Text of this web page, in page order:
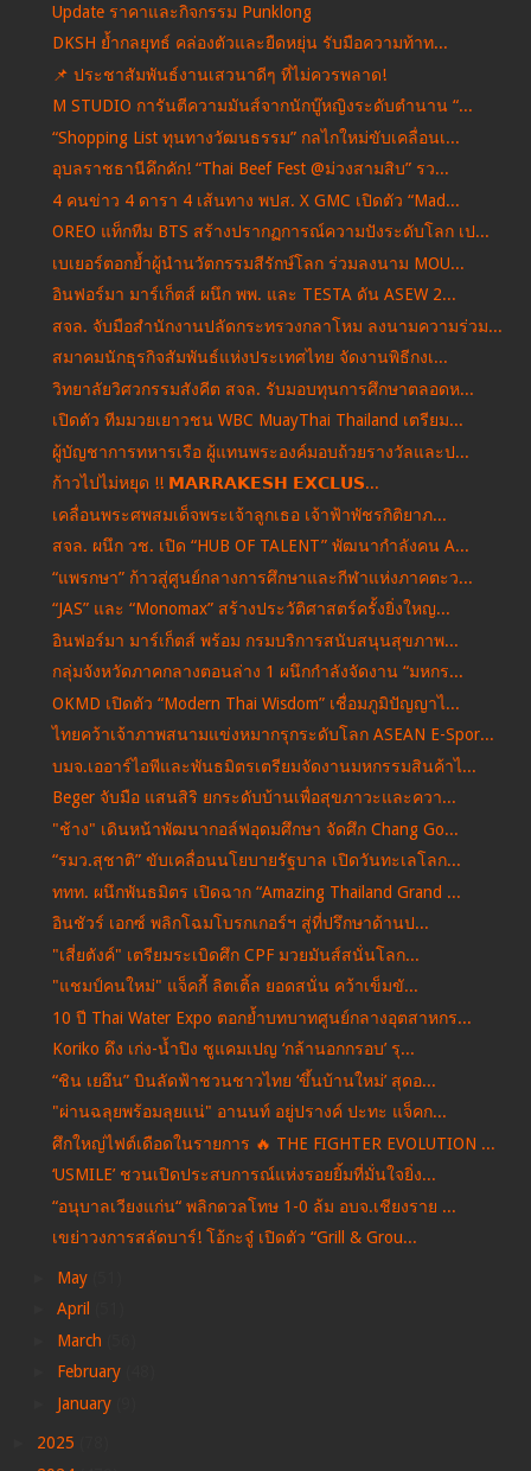
Update ราคาและกิจกรรม Punklong
DKSH ย้ำกลยุทธ์ คล่องตัวและยืดหยุ่น รับมือความท้าท...
📌 ประชาสัมพันธ์งานเสวนาดีๆ ที่ไม่ควรพลาด!
M STUDIO การันตีความมันส์จากนักบู๊หญิงระดับตำนาน “...
“Shopping List ทุนทางวัฒนธรรม” กลไกใหม่ขับเคลื่อนเ...
อุบลราชธานีคึกคัก! “Thai Beef Fest @ม่วงสามสิบ” รว...
4 คนข่าว 4 ดารา 4 เส้นทาง พปส. X GMC เปิดตัว “Mad...
OREO แท็กทีม BTS สร้างปรากฏการณ์ความปังระดับโลก เป...
เบเยอร์ตอกย้ำผู้นำนวัตกรรมสีรักษ์โลก ร่วมลงนาม MOU...
อินฟอร์มา มาร์เก็ตส์ ผนึก พพ. และ TESTA ดัน ASEW 2...
สจล. จับมือสำนักงานปลัดกระทรวงกลาโหม ลงนามความร่วม...
สมาคมนักธุรกิจสัมพันธ์แห่งประเทศไทย จัดงานพิธีกงเ...
วิทยาลัยวิศวกรรมสังคีต สจล. รับมอบทุนการศึกษาตลอดห...
เปิดตัว ทีมมวยเยาวชน WBC MuayThai Thailand เตรียม...
ผู้บัญชาการทหารเรือ ผู้แทนพระองค์มอบถ้วยรางวัลและป...
ก้าวไปไม่หยุด !! 𝗠𝗔𝗥𝗥𝗔𝗞𝗘𝗦𝗛 𝗘𝗫𝗖𝗟𝗨𝗦...
เคลื่อนพระศพสมเด็จพระเจ้าลูกเธอ เจ้าฟ้าพัชรกิติยาภ...
สจล. ผนึก วช. เปิด “HUB OF TALENT” พัฒนากำลังคน A...
“แพรกษา” ก้าวสู่ศูนย์กลางการศึกษาและกีฬาแห่งภาคตะว...
“JAS” และ “Monomax” สร้างประวัติศาสตร์ครั้งยิ่งใหญ...
อินฟอร์มา มาร์เก็ตส์ พร้อม กรมบริการสนับสนุนสุขภาพ...
กลุ่มจังหวัดภาคกลางตอนล่าง 1 ผนึกกำลังจัดงาน “มหกร...
OKMD เปิดตัว “Modern Thai Wisdom” เชื่อมภูมิปัญญาไ...
ไทยคว้าเจ้าภาพสนามแข่งหมากรุกระดับโลก ASEAN E-Spor...
บมจ.เออาร์ไอพีและพันธมิตรเตรียมจัดงานมหกรรมสินค้าไ...
Beger จับมือ แสนสิริ ยกระดับบ้านเพื่อสุขภาวะและควา...
"ช้าง" เดินหน้าพัฒนากอล์ฟอุดมศึกษา จัดศึก Chang Go...
“รมว.สุชาติ” ขับเคลื่อนนโยบายรัฐบาล เปิดวันทะเลโลก...
ททท. ผนึกพันธมิตร เปิดฉาก “Amazing Thailand Grand ...
อินชัวร์ เอกซ์ พลิกโฉมโบรกเกอร์ฯ สู่ที่ปรึกษาด้านป...
"เสี่ยตังค์" เตรียมระเบิดศึก CPF มวยมันส์สนั่นโลก...
"แชมป์คนใหม่" แจ็คกี้ ลิตเติ้ล ยอดสนั่น คว้าเข็มขั...
10 ปี Thai Water Expo ตอกย้ำบทบาทศูนย์กลางอุตสาหกร...
Koriko ดึง เก่ง-น้ำปิง ชูแคมเปญ ‘กล้านอกกรอบ’ รุ...
“ชิน เยอึน” บินลัดฟ้าชวนชาวไทย ‘ขึ้นบ้านใหม่’ สุดอ...
"ผ่านฉลุยพร้อมลุยแน่" อานนท์ อยู่ปรางค์ ปะทะ แจ็คก...
ศึกใหญ่ไฟต์เดือดในรายการ 🔥 THE FIGHTER EVOLUTION ...
‘USMILE’ ชวนเปิดประสบการณ์แห่งรอยยิ้มที่มั่นใจยิ่ง...
“อนุบาลเวียงแก่น“ พลิกดวลโทษ 1-0 ล้ม อบจ.เชียงราย ...
เขย่าวงการสลัดบาร์! โอ้กะจู๋ เปิดตัว “Grill & Grou...
May
April
March
February
January
2025